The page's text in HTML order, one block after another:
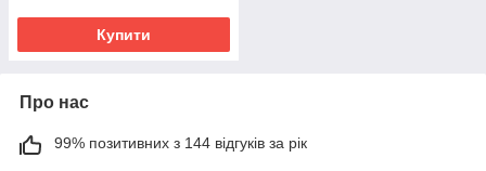
Купити
Про нас
99% позитивних з 144 відгуків за рік